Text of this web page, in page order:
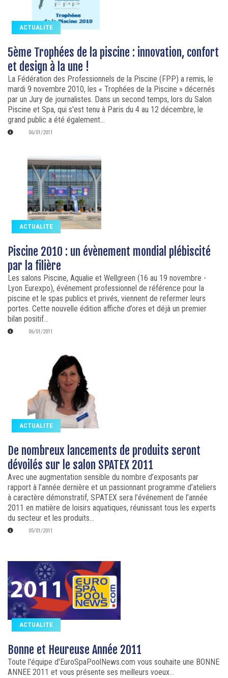
ACTUALITE
5ème Trophées de la piscine : innovation, confort
et design à la une !
La Fédération des Professionnels de la Piscine (FPP) a remis, le
mardi 9 novembre 2010, les « Trophées de la Piscine » décernés
par un Jury de journalistes. Dans un second temps, lors du Salon
Piscine et Spa, qui s'est tenu à Paris du 4 au 12 décembre, le
grand public a été également...
06/01/2011
ACTUALITE
Piscine 2010 : un évènement mondial plébiscité
par la filière
Les salons Piscine, Aqualie et Wellgreen (16 au 19 novembre -
Lyon Eurexpo), événement professionnel de référence pour la
piscine et le spas publics et privés, viennent de refermer leurs
portes. Cette nouvelle édition affiche d’ores et déjà un premier
bilan positif...
06/01/2011
ACTUALITE
De nombreux lancements de produits seront
dévoilés sur le salon SPATEX 2011
Avec une augmentation sensible du nombre d’exposants par
rapport à l’année dernière et un passionnant programme d’ateliers
à caractère démonstratif, SPATEX sera l’événement de l’année
2011 en matière de loisirs aquatiques, réunissant tous les experts
du secteur et les produits...
05/01/2011
ACTUALITE
Bonne et Heureuse Année 2011
Toute l'équipe d'EuroSpaPoolNews.com vous souhaite une BONNE
ANNEE 2011 et vous présente ses meilleurs voeux...